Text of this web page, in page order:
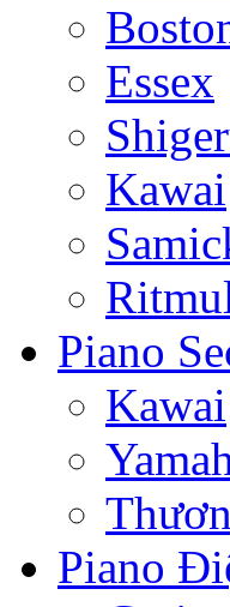
Essex
Kawai
Piano
Kawai
Piano